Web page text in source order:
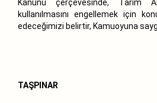
Kanunu çerçevesinde, Tarım
kullanılmasını engellemek için
edeceğimizi belirtir, Kamuoyuna
TAŞPINAR